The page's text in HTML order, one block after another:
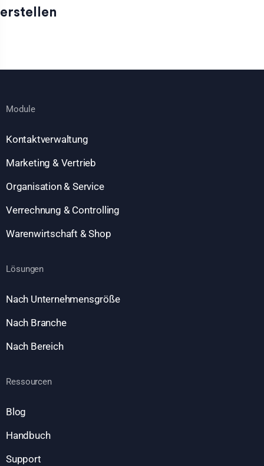
erstellen
Module
Kontaktverwaltung
Marketing & Vertrieb
Organisation & Service
Verrechnung & Controlling
Warenwirtschaft & Shop
Lösungen
Nach Unternehmensgröße
Nach Branche
Nach Bereich
Ressourcen
Blog
Handbuch
Support